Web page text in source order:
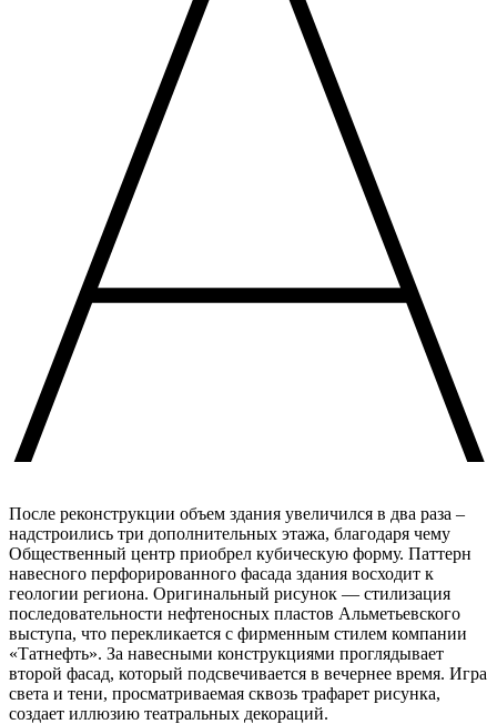
После реконструкции объем здания увеличился в два раза –
надстроились три дополнительных этажа, благодаря чему
Общественный центр приобрел кубическую форму. Паттерн
навесного перфорированного фасада здания восходит к
геологии региона. Оригинальный рисунок — стилизация
последовательности нефтеносных пластов Альметьевского
выступа, что перекликается с фирменным стилем компании
«Татнефть». За навесными конструкциями проглядывает
второй фасад, который подсвечивается в вечернее время. Игра
света и тени, просматриваемая сквозь трафарет рисунка,
создает иллюзию театральных декораций.